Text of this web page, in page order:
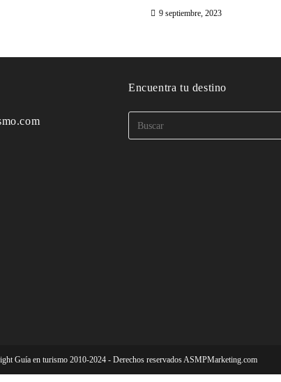
9 septiembre, 2023
Encuentra tu destino
Guía en turismo 2010-2024 - Derechos reservados ASMPMarketing.com